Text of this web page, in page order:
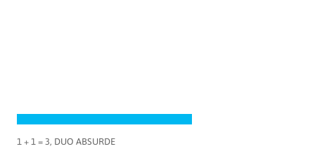
1 + 1 = 3, DUO ABSURDE